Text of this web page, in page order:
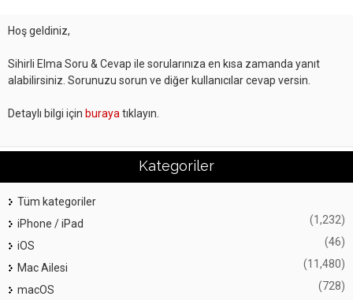
Hoş geldiniz,
Sihirli Elma Soru & Cevap ile sorularınıza en kısa zamanda yanıt
alabilirsiniz. Sorunuzu sorun ve diğer kullanıcılar cevap versin.
Detaylı bilgi için buraya tıklayın.
Kategoriler
Tüm kategoriler
iPhone / iPad
(1,232)
iOS (46)
Mac Ailesi (11,480)
macOS (728)